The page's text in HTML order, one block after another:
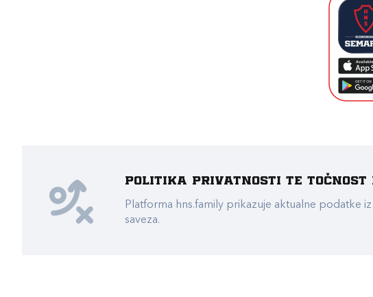
Politika privatnosti te točnost
Platforma hns.family prikazuje aktualne podatke
saveza.